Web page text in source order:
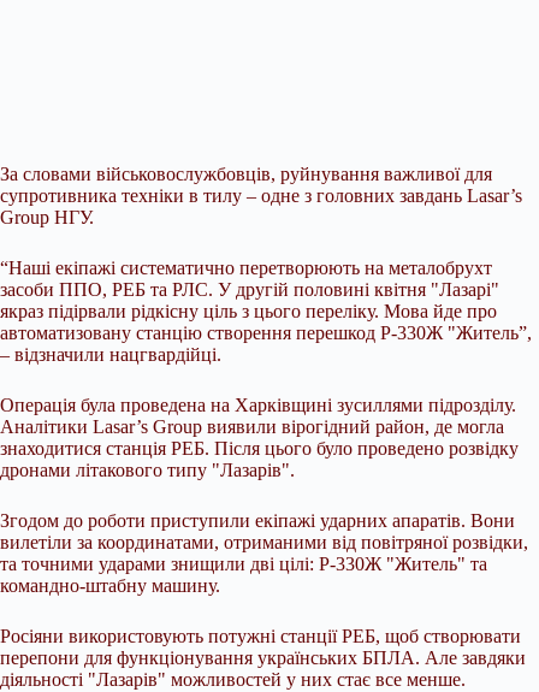
За словами військовослужбовців, руйнування важливої для
супротивника техніки в тилу – одне з головних завдань Lasar’s
Group НГУ.
“Наші екіпажі систематично перетворюють на металобрухт
засоби ППО, РЕБ та РЛС. У другій половині квітня "Лазарі"
якраз підірвали рідкісну ціль з цього переліку. Мова йде про
автоматизовану станцію створення перешкод Р-330Ж "Житель”,
– відзначили нацгвардійці.
Операція була проведена на Харківщині зусиллями підрозділу.
Аналітики Lasar’s Group виявили вірогідний район, де могла
знаходитися станція РЕБ. Після цього було проведено розвідку
дронами літакового типу "Лазарів".
Згодом до роботи приступили екіпажі ударних апаратів. Вони
вилетіли за координатами, отриманими від повітряної розвідки,
та точними ударами знищили дві цілі: Р-330Ж "Житель" та
командно-штабну машину.
Росіяни використовують потужні станції РЕБ, щоб створювати
перепони для функціонування українських БПЛА. Але завдяки
діяльності "Лазарів" можливостей у них стає все менше.